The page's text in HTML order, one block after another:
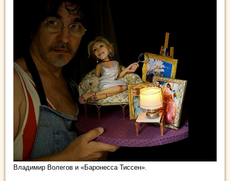
Владимир Волегов и «Баронесса Тиссен».